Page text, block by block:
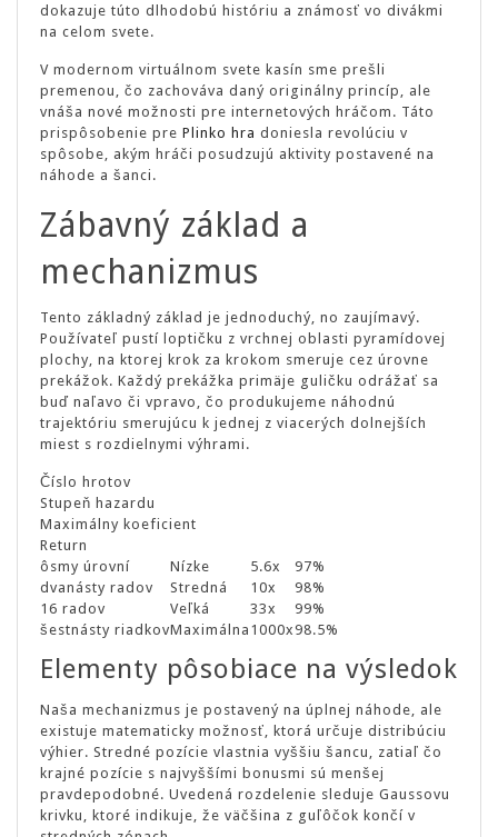
dokazuje túto dlhodobú históriu a známosť vo divákmi
na celom svete.
V modernom virtuálnom svete kasín sme prešli
premenou, čo zachováva daný originálny princíp, ale
vnáša nové možnosti pre internetových hráčom. Táto
prispôsobenie pre Plinko hra doniesla revolúciu v
spôsobe, akým hráči posudzujú aktivity postavené na
náhode a šanci.
Zábavný základ a
mechanizmus
Tento základný základ je jednoduchý, no zaujímavý.
Používateľ pustí loptičku z vrchnej oblasti pyramídovej
plochy, na ktorej krok za krokom smeruje cez úrovne
prekážok. Každý prekážka primäje guličku odrážať sa
buď naľavo či vpravo, čo produkujeme náhodnú
trajektóriu smerujúcu k jednej z viacerých dolnejších
miest s rozdielnymi výhrami.
Číslo hrotov
Stupeň hazardu
Maximálny koeficient
Return
ôsmy úrovní
Nízke 5.6x
97%
dvanásty radov
Stredná 10x
98%
16 radov
Veľká 33x
99%
šestnásty riadkovMaximálna 1000x98.5%
Elementy pôsobiace na výsledok
Naša mechanizmus je postavený na úplnej náhode, ale
existuje matematicky možnosť, ktorá určuje distribúciu
výhier. Stredné pozície vlastnia vyššiu šancu, zatiaľ čo
krajné pozície s najvyššími bonusmi sú menšej
pravdepodobné. Uvedená rozdelenie sleduje Gaussovu
krivku, ktoré indikuje, že väčšina z guľôčok končí v